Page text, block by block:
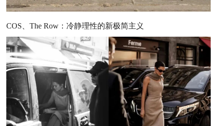
COS、The Row：冷静理性的新极简主义